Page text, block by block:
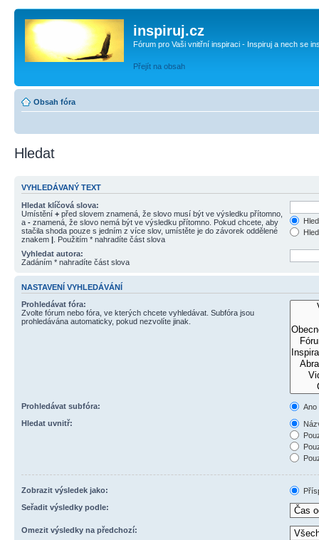
inspiruj.cz
Fórum pro Vaši vnitřní inspiraci - Inspiruj a nech se
Přejít na obsah
Obsah fóra
Hledat
VYHLEDÁVANÝ TEXT
Hledat klíčová slova:
Umístění + před slovem znamená, že slovo musí být ve výsledku přítomno,
a - znamená, že slovo nemá být ve výsledku přítomno. Pokud chcete, aby
stačila shoda pouze s jedním z více slov, umístěte je do závorek oddělené
znakem | . Použitím * nahradíte část slova
Vyhledat autora:
Zadáním * nahradíte část slova
NASTAVENÍ VYHLEDÁVÁNÍ
Prohledávat fóra:
Zvolte fórum nebo fóra, ve kterých chcete vyhledávat. Subfóra jsou
prohledávána automaticky, pokud nezvolíte jinak.
Prohledávat subfóra:
Ano
Hledat uvnitř:
Zobrazit výsledek jako:
Seřadit výsledky podle:
Omezit výsledky na předchozí: